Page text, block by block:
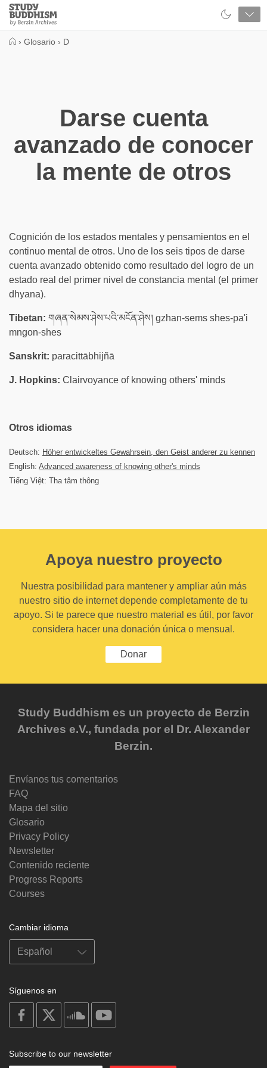
Close
Study
Buddhism
› Glosario › D
Darse cuenta
avanzado de conocer
la mente de otros
Cognición de los estados mentales y pensamientos en el
continuo mental de otros. Uno de los seis tipos de darse
cuenta avanzado obtenido como resultado del logro de un
estado real del primer nivel de constancia mental (el primer
dhyana).
Tibetan: གཞན་སེམས་ཤེས་པའི་མངོན་ཤེས། gzhan-sems shes-pa'i
mngon-shes
Sanskrit: paracittābhijñā
J. Hopkins: Clairvoyance of knowing others' minds
Otros idiomas
Deutsch: Höher entwickeltes Gewahrsein, den Geist anderer zu kennen
English: Advanced awareness of knowing other's minds
Tiếng Việt: Tha tâm thông
Apoya nuestro proyecto
Nuestra posibilidad para mantener y ampliar aún más
nuestro sitio de internet depende completamente de tu
apoyo. Si te parece que nuestro material es útil, por favor
considera hacer una donación única o mensual.
Donar
Study Buddhism es un proyecto de Berzin
Archives e.V., fundada por el Dr. Alexander
Berzin.
Envíanos tus comentarios
FAQ
Mapa del sitio
Glosario
Privacy Policy
Newsletter
Contenido reciente
Progress Reports
Courses
Cambiar idioma
Síguenos en
on
facebook
soundcloud
Subscribe to our newsletter